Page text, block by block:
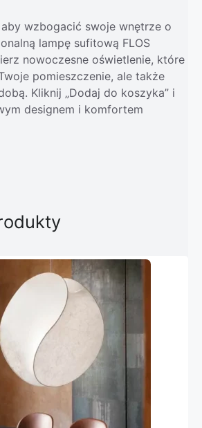
aby wzbogacić swoje wnętrze o
lampę sufitową FLOS
nowoczesne oświetlenie, które
pomieszczenie, ale także
Kliknij „Dodaj do koszyka” i
designem i komfortem